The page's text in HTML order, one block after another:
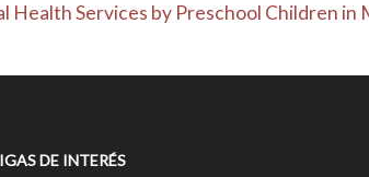
Health Services by Preschool Children in
DE INTERÉS